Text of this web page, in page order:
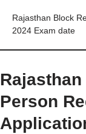
Rajasthan Block
2024 Exam date
Person